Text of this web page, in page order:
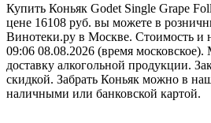
Купить Коньяк Godet Single Grape
цене 16108 руб. вы можете в
Винотеки.ру в Москве. Стоимость и
09:06 08.08.2026 (время
доставку алкогольной продукции.
скидкой. Забрать Коньяк можно в
наличными или банковской картой.